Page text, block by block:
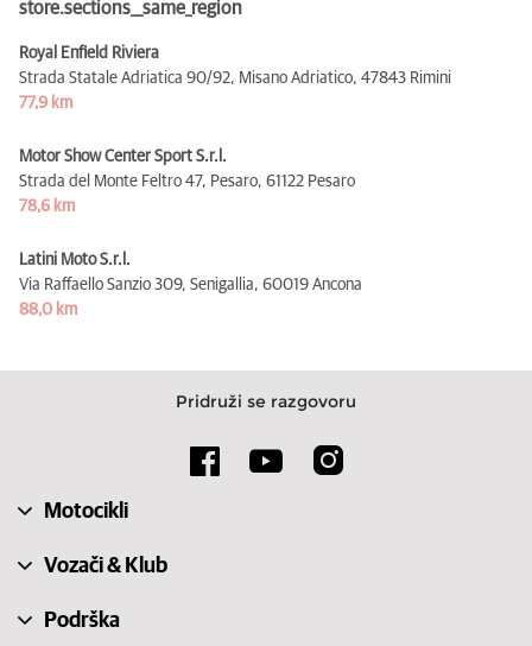
store.sections__same_region
Royal Enfield Riviera
Strada Statale Adriatica 90/92, Misano Adriatico, 47843 Rimini
77,9 km
Motor Show Center Sport S.r.l.
Strada del Monte Feltro 47, Pesaro, 61122 Pesaro
78,6 km
Latini Moto S.r.l.
Via Raffaello Sanzio 309, Senigallia, 60019 Ancona
88,0 km
Pridruži se razgovoru
Motocikli
Vozači & Klub
Podrška